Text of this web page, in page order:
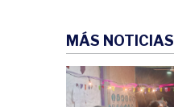
MÁS NOTICIAS